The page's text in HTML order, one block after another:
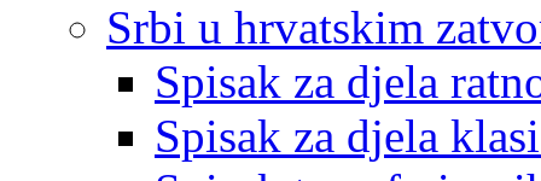
Srbi u hrvatskim
Spisak za djela
Spisak za djela